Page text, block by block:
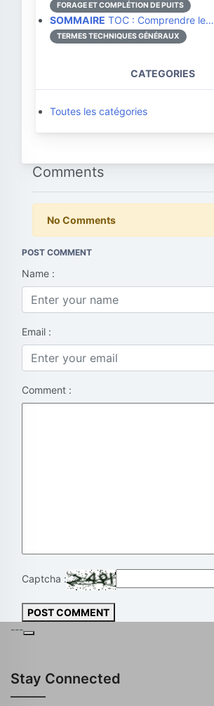
FORAGE ET COMPLÉTION DE PUITS
SOMMAIRE TOC : Comprendre le…
TERMES TECHNIQUES GÉNÉRAUX
CATEGORIES
Toutes les catégories
Comments
No Comments
POST COMMENT
Name :
Email :
Comment :
Captcha :
POST COMMENT
---
Stay Connected